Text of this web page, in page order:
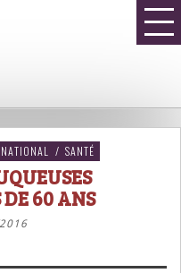
NATIONAL / SANTÉ
DE 60 ANS